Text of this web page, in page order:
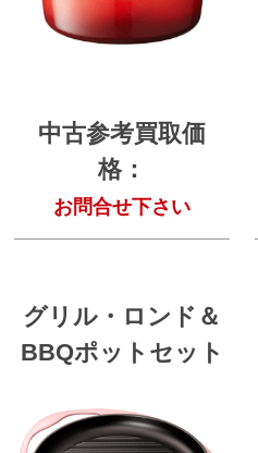
中古参考買取価
格：
お問合せ下さい
グリル・ロンド＆
BBQポットセット